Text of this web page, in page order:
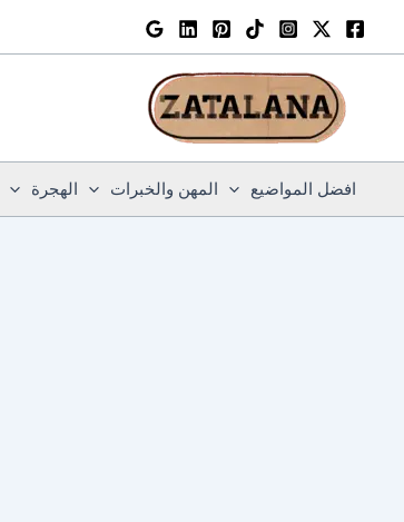
افضل المواضيع المهن والخبرات الهجرة